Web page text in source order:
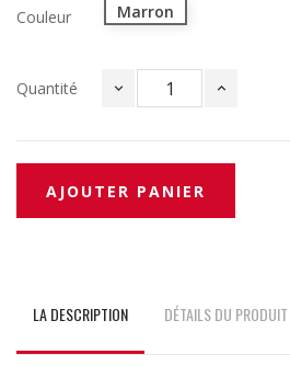
Couleur Marron
Quantité
AJOUTER PANIER
LA DESCRIPTION DÉTAILS DU PRODUIT